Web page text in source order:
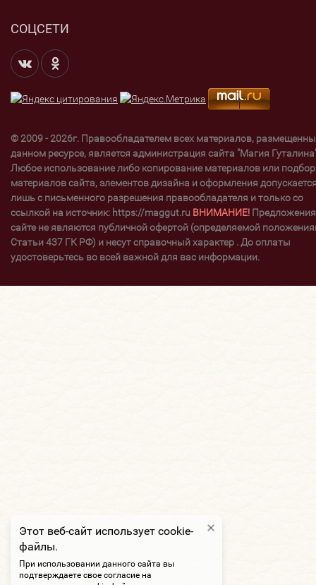
Этот веб-сайт использует cookie-
файлы.
При использовании данного сайта вы
подтверждаете свое согласие на
СОЦСЕТИ
© 2009 - 2026г. Правообладателем всех материалов,
данном ресурсе, является администрация сайта "Магия
Любое использование либо копирование материалов или
материалов сайта, элементов дизайна и оформления
лишь с письменного разрешения правообладателя и только со
ссылкой на источник: https://maggut.ru ВНИМАНИЕ!
сайте не являются публичной офертой (определяемой
Статьи 437 ГК РФ) и несут справочный характер . До оплаты
удостоверьтесь во всей важной для вас информации.